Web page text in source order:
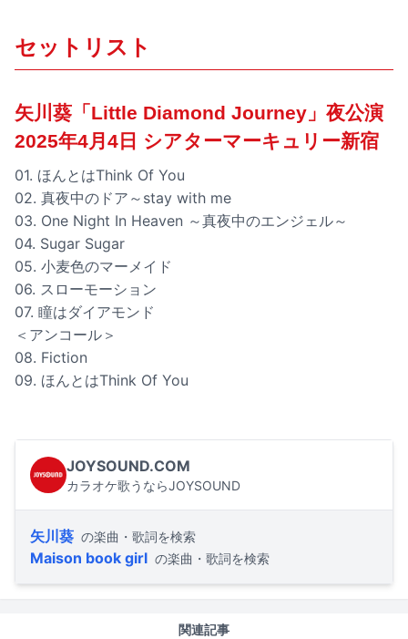
セットリスト
矢川葵「Little Diamond Journey」夜公演
2025年4月4日 シアターマーキュリー新宿
01. ほんとはThink Of You
02. 真夜中のドア～stay with me
03. One Night In Heaven ～真夜中のエンジェル～
04. Sugar Sugar
05. 小麦色のマーメイド
06. スローモーション
07. 瞳はダイアモンド
＜アンコール＞
08. Fiction
09. ほんとはThink Of You
JOYSOUND.COM
カラオケ歌うならJOYSOUND
矢川葵 の楽曲・歌詞を検索
Maison book girl の楽曲・歌詞を検索
関連記事